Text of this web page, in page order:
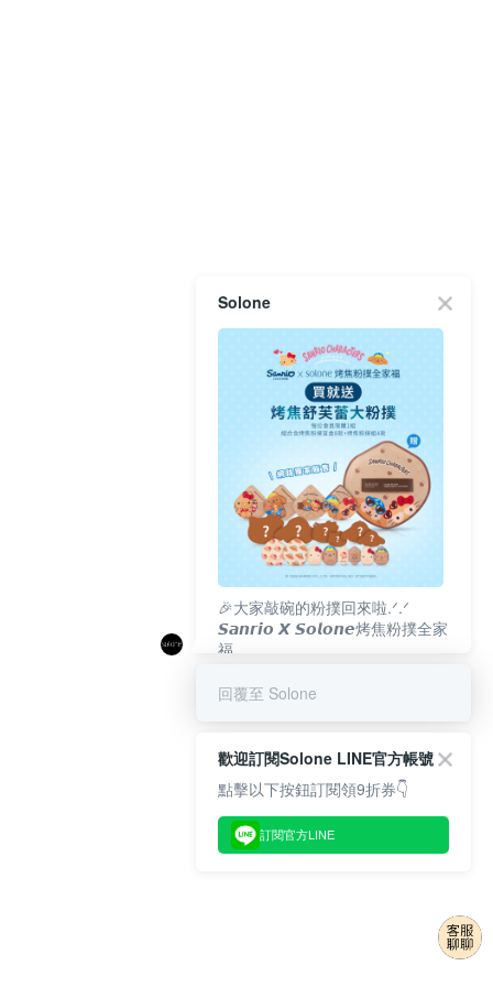
Solone
🎉大家敲碗的粉撲回來啦.ᐟ‪‪.ᐟ
𝙎𝙖𝙣𝙧𝙞𝙤 𝙓 𝙎𝙤𝙡𝙤𝙣𝙚烤焦粉撲全家
福
回覆至 Solone
歡迎訂閱Solone LINE官方帳號
點擊以下按鈕訂閱領9折券👇
訂閱官方LINE